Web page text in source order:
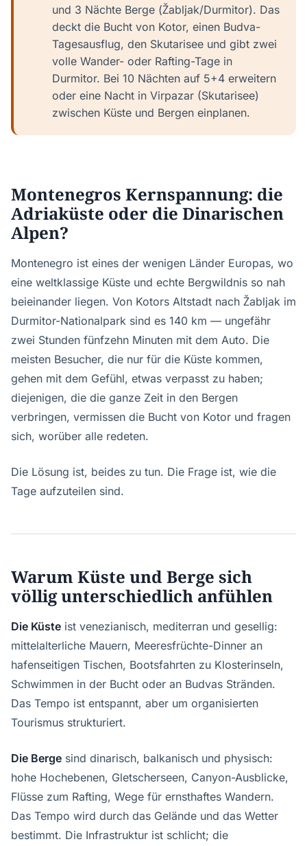
und 3 Nächte Berge (Žabljak/Durmitor). Das
deckt die Bucht von Kotor, einen Budva-
Tagesausflug, den Skutarisee und gibt zwei
volle Wander- oder Rafting-Tage in
Durmitor. Bei 10 Nächten auf 5+4 erweitern
oder eine Nacht in Virpazar (Skutarisee)
zwischen Küste und Bergen einplanen.
Montenegros Kernspannung: die
Adriaküste oder die Dinarischen
Alpen?
Montenegro ist eines der wenigen Länder Europas, wo
eine weltklassige Küste und echte Bergwildnis so nah
beieinander liegen. Von Kotors Altstadt nach Žabljak im
Durmitor-Nationalpark sind es 140 km — ungefähr
zwei Stunden fünfzehn Minuten mit dem Auto. Die
meisten Besucher, die nur für die Küste kommen,
gehen mit dem Gefühl, etwas verpasst zu haben;
diejenigen, die die ganze Zeit in den Bergen
verbringen, vermissen die Bucht von Kotor und fragen
sich, worüber alle redeten.
Die Lösung ist, beides zu tun. Die Frage ist, wie die
Tage aufzuteilen sind.
Warum Küste und Berge sich
völlig unterschiedlich anfühlen
Die Küste ist venezianisch, mediterran und gesellig:
mittelalterliche Mauern, Meeresfrüchte-Dinner an
hafenseitigen Tischen, Bootsfahrten zu Klosterinseln,
Schwimmen in der Bucht oder an Budvas Stränden.
Das Tempo ist entspannt, aber um organisierten
Tourismus strukturiert.
Die Berge sind dinarisch, balkanisch und physisch:
hohe Hochebenen, Gletscherseen, Canyon-Ausblicke,
Flüsse zum Rafting, Wege für ernsthaftes Wandern.
Das Tempo wird durch das Gelände und das Wetter
bestimmt. Die Infrastruktur ist schlicht; die